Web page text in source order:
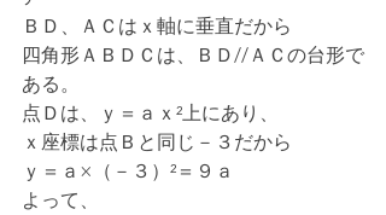
ＢＤ、ＡＣはｘ軸に垂直だから
四角形ＡＢＤＣは、ＢＤ//ＡＣの台形で
ある。
点Ｄは、ｙ＝ａｘ²上にあり、
ｘ座標は点Ｂと同じ－３だから
ｙ＝ａ×（－３）²＝９ａ
よって、